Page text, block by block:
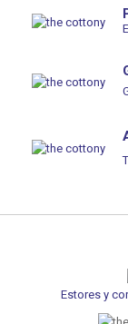
Estores y